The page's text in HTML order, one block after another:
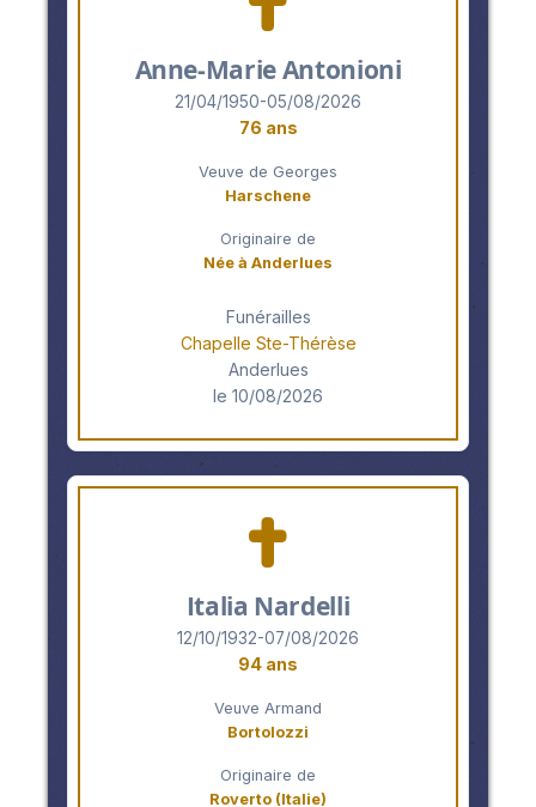
Anne-Marie Antonioni
21/04/1950-05/08/2026
76 ans
Veuve de Georges
Harschene
Originaire de
Née à Anderlues
Funérailles
Chapelle Ste-Thérèse
Anderlues
le 10/08/2026
Italia Nardelli
12/10/1932-07/08/2026
94 ans
Veuve Armand
Bortolozzi
Originaire de
Roverto (Italie)